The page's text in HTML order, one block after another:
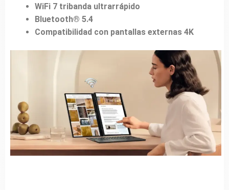
WiFi 7 tribanda ultrarrápido
Bluetooth® 5.4
Compatibilidad con pantallas externas 4K